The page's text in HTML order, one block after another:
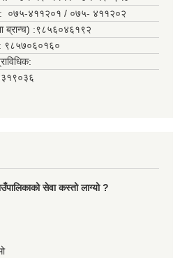
: ०७५-४११२०१ / ०७५- ४११२०२
ब्रान्च) :९८५६०४६१९२
: ९८५७०६०१६०
सेवा कस्तो लाग्यो ?